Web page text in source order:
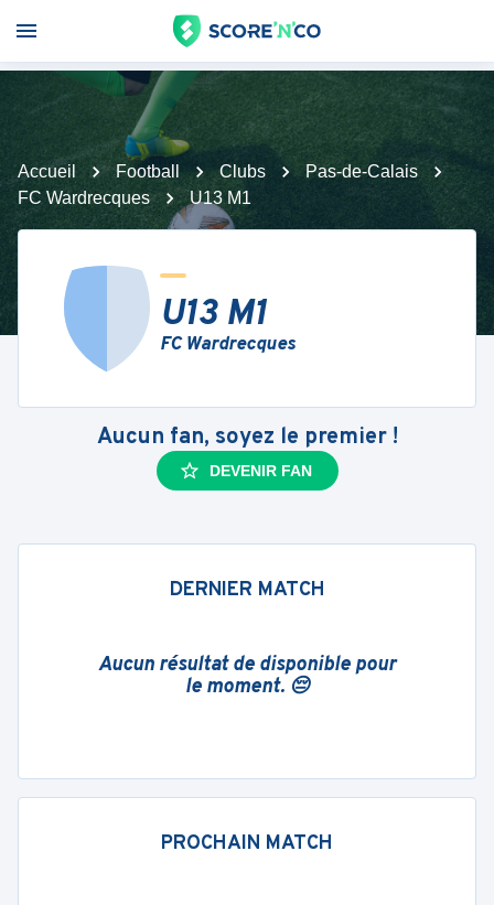
Accueil Football Clubs
Pas-de-Calais
FC Wardrecques
U13 M1
U13 M1
FC Wardrecques
Aucun fan, soyez le premier !
DEVENIR FAN
DERNIER MATCH
Aucun résultat de disponible pour
le moment. 😔
PROCHAIN MATCH